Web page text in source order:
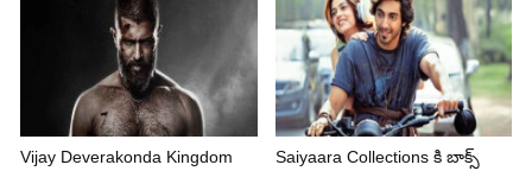
Vijay Deverakonda Kingdom
Saiyaara Collections కి బాక్స్